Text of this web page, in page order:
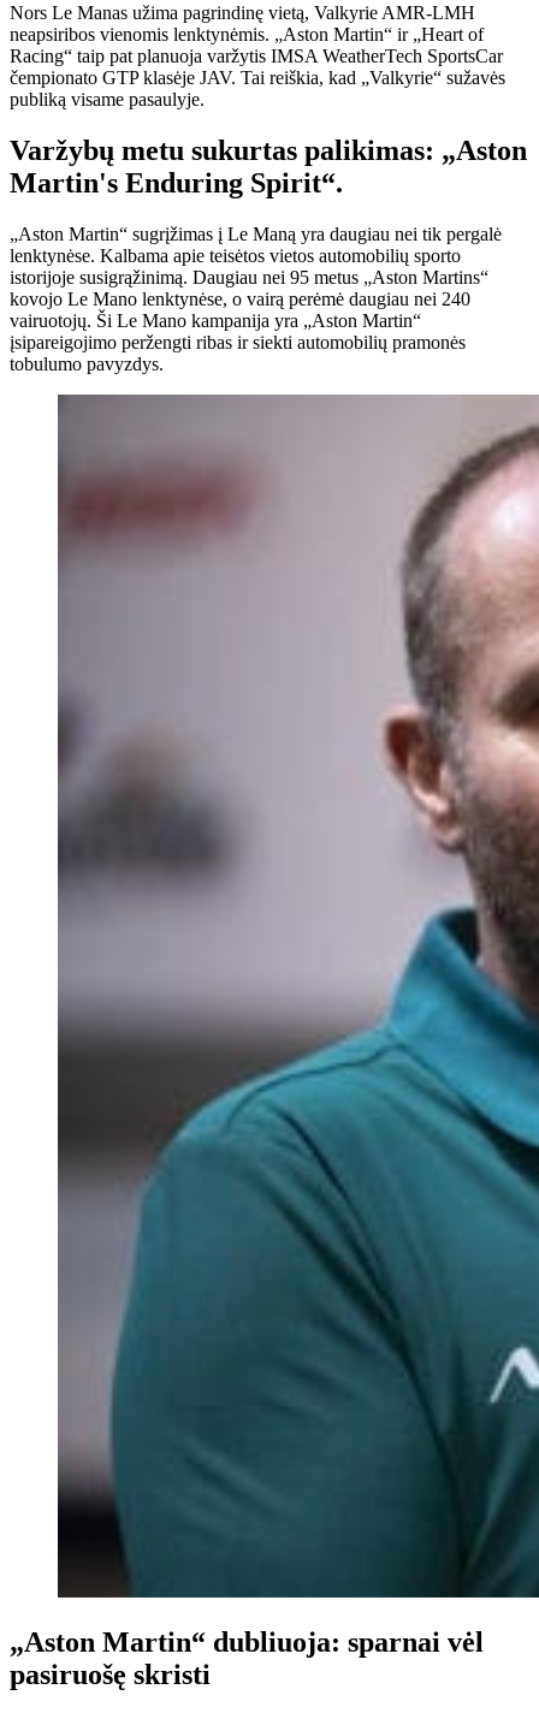
Nors Le Manas užima pagrindinę vietą, Valkyrie AMR-LMH
neapsiribos vienomis lenktynėmis. „Aston Martin“ ir „Heart of
Racing“ taip pat planuoja varžytis IMSA WeatherTech SportsCar
čempionato GTP klasėje JAV. Tai reiškia, kad „Valkyrie“ sužavės
publiką visame pasaulyje.
Varžybų metu sukurtas palikimas: „Aston
Martin's Enduring Spirit“.
„Aston Martin“ sugrįžimas į Le Maną yra daugiau nei tik pergalė
lenktynėse. Kalbama apie teisėtos vietos automobilių sporto
istorijoje susigrąžinimą. Daugiau nei 95 metus „Aston Martins“
kovojo Le Mano lenktynėse, o vairą perėmė daugiau nei 240
vairuotojų. Ši Le Mano kampanija yra „Aston Martin“
įsipareigojimo peržengti ribas ir siekti automobilių pramonės
tobulumo pavyzdys.
„Aston Martin“ dubliuoja: sparnai vėl
pasiruošę skristi